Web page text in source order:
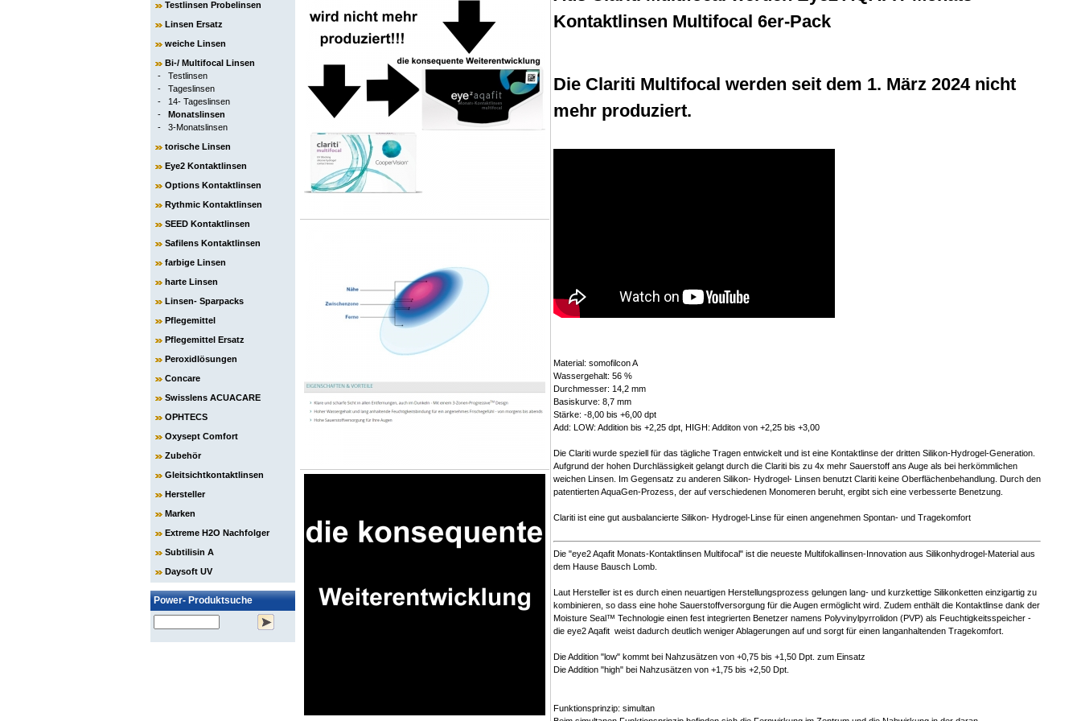
Testlinsen Probelinsen
Linsen Ersatz
weiche Linsen
Bi-/ Multifocal Linsen
- Testlinsen
- Tageslinsen
- 14- Tageslinsen
- Monatslinsen
- 3-Monatslinsen
torische Linsen
Eye2 Kontaktlinsen
Options Kontaktlinsen
Rythmic Kontaktlinsen
SEED Kontaktlinsen
Safilens Kontaktlinsen
farbige Linsen
harte Linsen
Linsen- Sparpacks
Pflegemittel
Pflegemittel Ersatz
Peroxidlösungen
Concare
Swisslens ACUACARE
OPHTECS
Oxysept Comfort
Zubehör
Gleitsichtkontaktlinsen
Hersteller
Marken
Extreme H2O Nachfolger
Subtilisin A
Daysoft UV
Power- Produktsuche
Kontaktlinsen Multifocal 6er-Pack
Die Clariti Multifocal werden seit dem 1. März 2024 nicht
mehr produziert.
Material: somofilcon A
Wassergehalt: 56 %
Durchmesser: 14,2 mm
Basiskurve: 8,7 mm
Stärke: -8,00 bis +6,00 dpt
Add: LOW: Addition bis +2,25 dpt, HIGH: Additon von +2,25 bis +3,00
Die Clariti wurde speziell für das tägliche Tragen entwickelt und ist eine Kontaktlinse der dritten Silikon-Hydrogel-Generation.
Aufgrund der hohen Durchlässigkeit gelangt durch die Clariti bis zu 4x mehr Sauerstoff ans Auge als bei herkömmlichen
weichen Linsen. Im Gegensatz zu anderen Silikon- Hydrogel- Linsen benutzt Clariti keine Oberflächenbehandlung. Durch den
patentierten AquaGen-Prozess, der auf verschiedenen Monomeren beruht, ergibt sich eine verbesserte Benetzung.
Clariti ist eine gut ausbalancierte Silikon- Hydrogel-Linse für einen angenehmen Spontan- und Tragekomfort
Die "eye2 Aqafit Monats-Kontaktlinsen Multifocal" ist die neueste Multifokallinsen-Innovation aus Silikonhydrogel-Material aus
dem Hause Bausch Lomb.
Laut Hersteller ist es durch einen neuartigen Herstellungsprozess gelungen lang- und kurzkettige Silikonketten einzigartig zu
kombinieren, so dass eine hohe Sauerstoffversorgung für die Augen ermöglicht wird. Zudem enthält die Kontaktlinse dank der
Moisture Seal™ Technologie einen fest integrierten Benetzer namens Polyvinylpyrrolidon (PVP) als Feuchtigkeitsspeicher -
die eye2 Aqafit weist dadurch deutlich weniger Ablagerungen auf und sorgt für einen langanhaltenden Tragekomfort.
Die Addition "low" kommt bei Nahzusätzen von +0,75 bis +1,50 Dpt. zum Einsatz
Die Addition "high" bei Nahzusätzen von +1,75 bis +2,50 Dpt.
Funktionsprinzip: simultan